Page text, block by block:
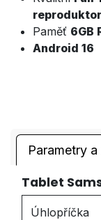
Paměť 6GB
Android 16
Parametry
Tablet
Úhlopříčka